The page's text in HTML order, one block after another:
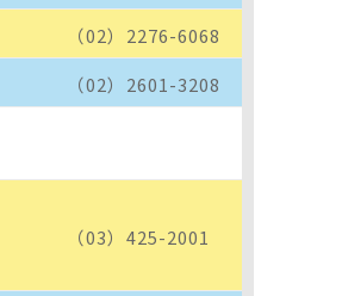
（02）2276-6068
（02）2601-3208
（03）425-2001